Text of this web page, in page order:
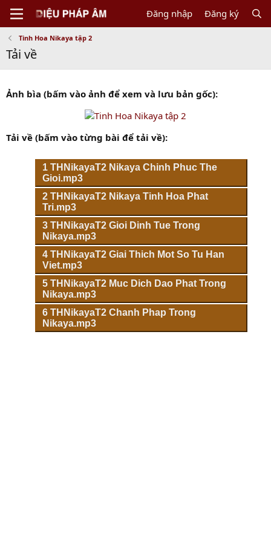
Đăng nhập Đăng ký
Tinh Hoa Nikaya tập 2
Tải về
Ảnh bìa (bấm vào ảnh để xem và lưu bản gốc):
Tải về (bấm vào từng bài để tải về):